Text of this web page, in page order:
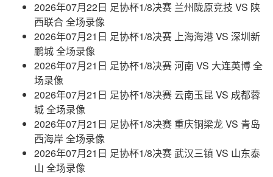
2026年07月22日 足协杯1/8决赛 兰州陇原竞技 VS 陕
西联合 全场录像
2026年07月21日 足协杯1/8决赛 上海海港 VS 深圳新
鹏城 全场录像
2026年07月21日 足协杯1/8决赛 河南 VS 大连英博 全
场录像
2026年07月21日 足协杯1/8决赛 云南玉昆 VS 成都蓉
城 全场录像
2026年07月21日 足协杯1/8决赛 重庆铜梁龙 VS 青岛
西海岸 全场录像
2026年07月21日 足协杯1/8决赛 武汉三镇 VS 山东泰
山 全场录像